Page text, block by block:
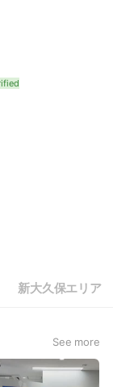
新大久保エリア
See more